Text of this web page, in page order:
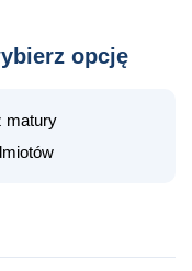
opcję
matury